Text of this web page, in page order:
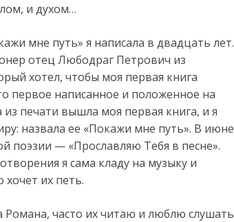
и духом…
мне путь» я написала в двадцать лет.
отец Любодраг Петрович из
хотел, чтобы моя первая книга
первое написанное и положенное на
из печати вышла моя первая книга, и я
назвала ее «Покажи мне путь». В июне
поэзии — «Прославляю Тебя в песне».
я сама кладу на музыку и
их петь.
часто их читаю и люблю слушать